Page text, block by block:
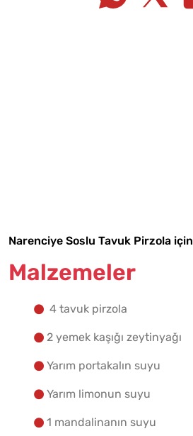
Narenciye Soslu Tavuk Pirzola için
Malzemeler
4 tavuk pirzola
2 yemek kaşığı zeytinyağı
Yarım portakalın suyu
Yarım limonun suyu
1 mandalinanın suyu